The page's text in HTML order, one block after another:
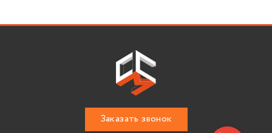
Заказать звонок